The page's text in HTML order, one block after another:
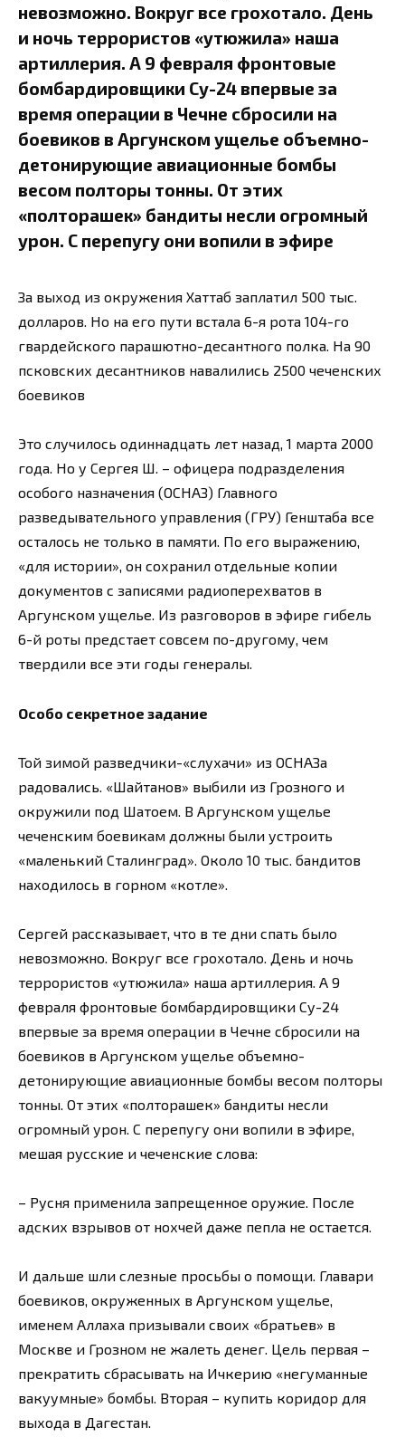
невозможно. Вокруг все грохотало. День
и ночь террористов «утюжила» наша
артиллерия. А 9 февраля фронтовые
бомбардировщики Су-24 впервые за
время операции в Чечне сбросили на
боевиков в Аргунском ущелье объемно-
детонирующие авиационные бомбы
весом полторы тонны. От этих
«полторашек» бандиты несли огромный
урон. С перепугу они вопили в эфире
За выход из окружения Хаттаб заплатил 500 тыс.
долларов. Но на его пути встала 6-я рота 104-го
гвардейского парашютно-десантного полка. На 90
псковских десантников навалились 2500 чеченских
боевиков
Это случилось одиннадцать лет назад, 1 марта 2000
года. Но у Сергея Ш. – офицера подразделения
особого назначения (ОСНАЗ) Главного
разведывательного управления (ГРУ) Генштаба все
осталось не только в памяти. По его выражению,
«для истории», он сохранил отдельные копии
документов с записями радиоперехватов в
Аргунском ущелье. Из разговоров в эфире гибель
6-й роты предстает совсем по-другому, чем
твердили все эти годы генералы.
Особо секретное задание
Той зимой разведчики-«слухачи» из ОСНАЗа
радовались. «Шайтанов» выбили из Грозного и
окружили под Шатоем. В Аргунском ущелье
чеченским боевикам должны были устроить
«маленький Сталинград». Около 10 тыс. бандитов
находилось в горном «котле».
Сергей рассказывает, что в те дни спать было
невозможно. Вокруг все грохотало. День и ночь
террористов «утюжила» наша артиллерия. А 9
февраля фронтовые бомбардировщики Су-24
впервые за время операции в Чечне сбросили на
боевиков в Аргунском ущелье объемно-
детонирующие авиационные бомбы весом полторы
тонны. От этих «полторашек» бандиты несли
огромный урон. С перепугу они вопили в эфире,
мешая русские и чеченские слова:
– Русня применила запрещенное оружие. После
адских взрывов от нохчей даже пепла не остается.
И дальше шли слезные просьбы о помощи. Главари
боевиков, окруженных в Аргунском ущелье,
именем Аллаха призывали своих «братьев» в
Москве и Грозном не жалеть денег. Цель первая –
прекратить сбрасывать на Ичкерию «негуманные
вакуумные» бомбы. Вторая – купить коридор для
выхода в Дагестан.